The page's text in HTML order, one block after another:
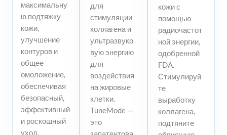
максимальну
ю подтяжку
кожи,
улучшение
контуров и
общее
омоложение,
обеспечивая
безопасный,
эффективный
и роскошный
уход.
для
стимуляции
коллагена и
ультразвуко
вую энергию
для
воздействия
на жировые
клетки.
TuneMode —
это
кожи с
помощью
радиочастот
ной энергии,
одобренной
FDA.
Стимулируй
те
выработку
коллагена,
подтяните